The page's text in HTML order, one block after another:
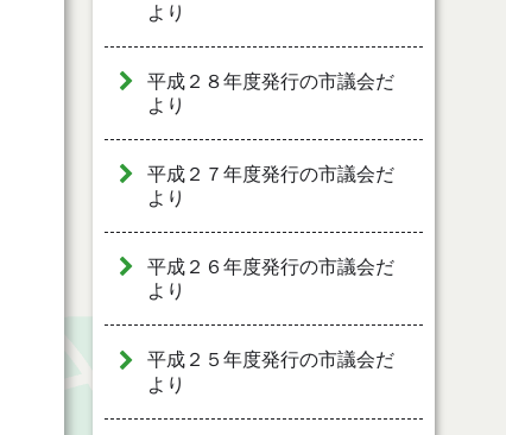
より
平成２８年度発行の市議会だ
より
平成２７年度発行の市議会だ
より
平成２６年度発行の市議会だ
より
平成２５年度発行の市議会だ
より